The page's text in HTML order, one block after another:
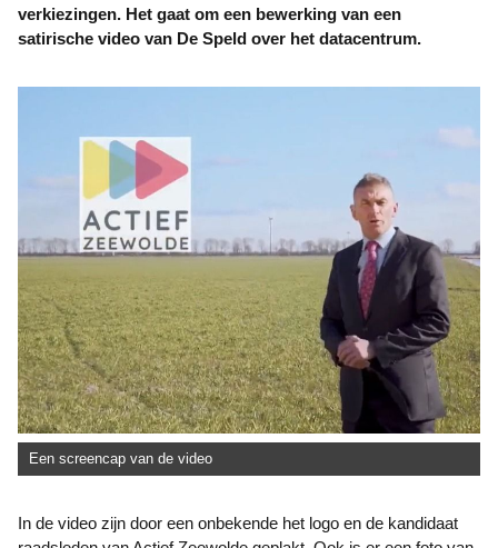
verkiezingen. Het gaat om een bewerking van een
satirische video van De Speld over het datacentrum.
Een screencap van de video
In de video zijn door een onbekende het logo en de kandidaat